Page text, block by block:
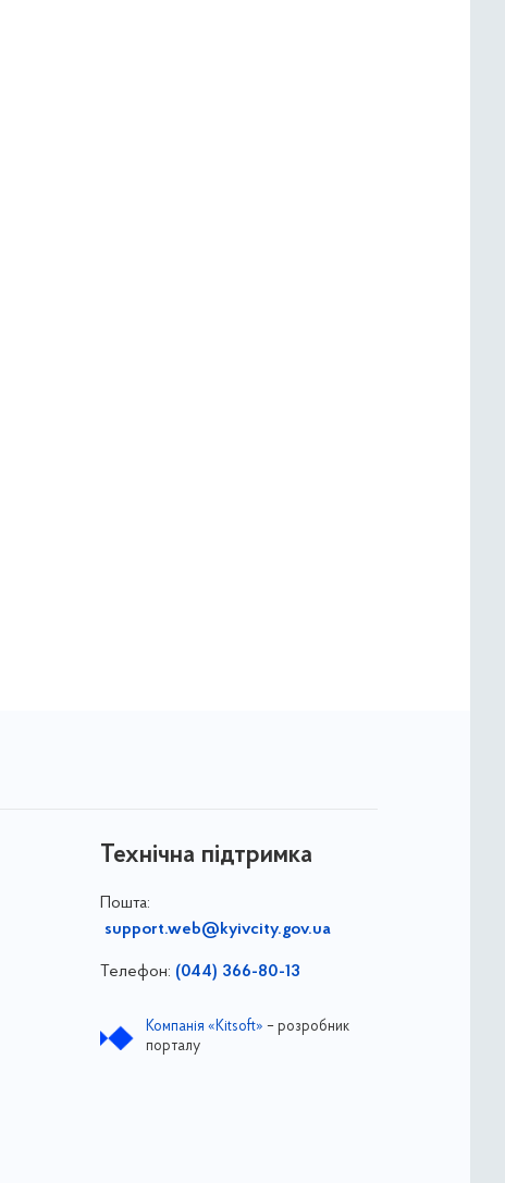
Технічна підтримка
Пошта:
support.web@kyivcity.gov.ua
Телефон: (044) 366-80-13
Компанія «Kitsoft» – розробник
порталу